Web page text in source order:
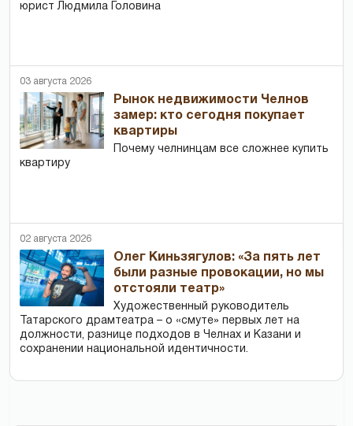
юрист Людмила Головина
03 августа 2026
Рынок недвижимости Челнов
замер: кто сегодня покупает
квартиры
Почему челнинцам все сложнее купить
квартиру
02 августа 2026
Олег Киньзягулов: «За пять лет
были разные провокации, но мы
отстояли театр»
Художественный руководитель
Татарского драмтеатра – о «смуте» первых лет на
должности, разнице подходов в Челнах и Казани и
сохранении национальной идентичности.